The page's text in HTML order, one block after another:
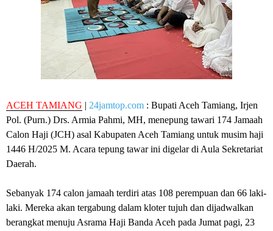
ACEH TAMIANG | 24jamtop.com : Bupati Aceh Tamiang, Irjen
Pol. (Purn.) Drs. Armia Pahmi, MH, menepung tawari 174 Jamaah
Calon Haji (JCH) asal Kabupaten Aceh Tamiang untuk musim haji
1446 H/2025 M. Acara tepung tawar ini digelar di Aula Sekretariat
Daerah.
Sebanyak 174 calon jamaah terdiri atas 108 perempuan dan 66 laki-
laki. Mereka akan tergabung dalam kloter tujuh dan dijadwalkan
berangkat menuju Asrama Haji Banda Aceh pada Jumat pagi, 23